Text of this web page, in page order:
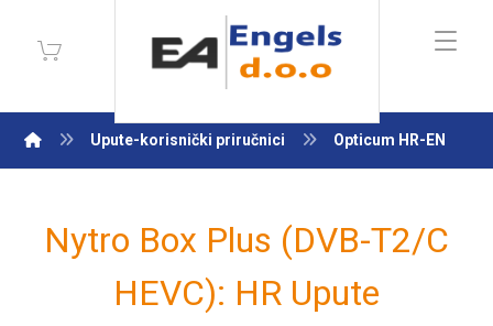
Upute-korisnički priručnici Opticum HR-EN
Nytro Box Plus (DVB-T2/C
HEVC): HR Upute